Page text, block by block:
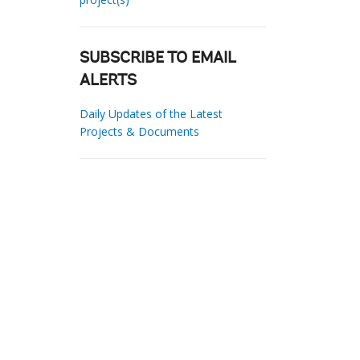
SUBSCRIBE TO EMAIL
ALERTS
Daily Updates of the Latest
Projects & Documents